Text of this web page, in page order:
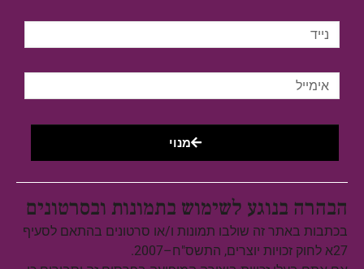
מנוי
הבהרה בנוגע לשימוש בתמונות ובסרטונים
בכתבות באתר זה שולבו תמונות ו/או סרטונים בהתאם לסעיף
27א לחוק זכויות יוצרים, התשס"ח–2007.